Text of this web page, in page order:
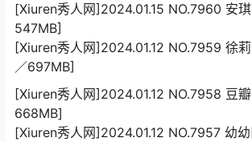
[Xiuren秀人网]2024.01.15 NO.7960 安
547MB]
[Xiuren秀人网]2024.01.12 NO.7959 徐
／697MB]
[Xiuren秀人网]2024.01.12 NO.7958 豆
668MB]
[Xiuren秀人网]2024.01.12 NO.7957 幼